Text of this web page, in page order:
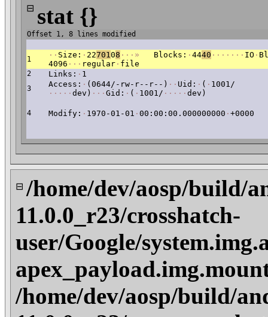
⊟ stat {}
Offset 1, 8 lines modified
1 · · Size: · 2270108 · · · » Blocks: · 4440 · · · · · · · IO ·
4096 · · · regular · file
2 Links: · 1
3 Access: · (0644/-rw-r--r--) · · Uid: · ( · 1001/
· · · · · dev) · · · Gid: · ( · 1001/ · · · · · dev)
4 Modify: · 1970-01-01 · 00:00:00.000000000 · +0000
⊟ /home/dev/aosp/build/
11.0.0_r23/crosshatch-
user/Google/
/home/dev/aosp/build/